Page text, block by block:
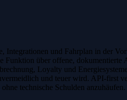
und Fahrplan in der
Funktion über offene,
Loyalty und
und teuer wird. API-first
technische Schulden anzuhäufen.